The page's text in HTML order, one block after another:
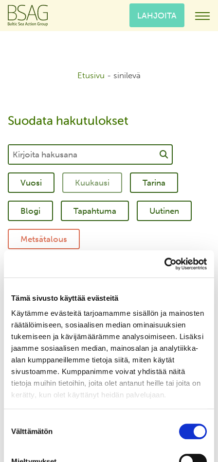
Tämä sivusto käyttää evästeitä
Käytämme evästeitä tarjoamamme sisällön ja mainosten
räätälöimiseen, sosiaalisen median ominaisuuksien
tukemiseen ja kävijämäärämme analysoimiseen. Lisäksi
jaamme sosiaalisen median, mainosalan ja analytiikka-
alan kumppaneillemme tietoja siitä, miten käytät
sivustoamme. Kumppanimme voivat yhdistää näitä
tietoja muihin tietoihin, joita olet antanut heille tai joita on
kerätty, kun olet käyttänyt heidän palvelujaan.
valinta
Välttämätön
LAHJOITA
Etusivu - sinilevä
Suodata hakutulokset
Tarina
Blogi Tapahtuma Uutinen
Metsätalous
Merellinen suojelu
Uudistava maatalous Yritysyhteistyö